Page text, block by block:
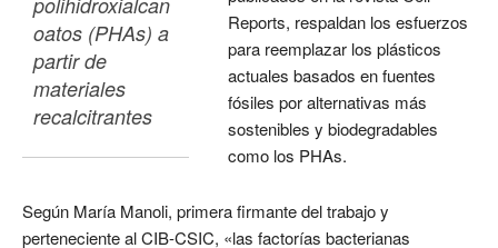
oatos (PHAs) a
partir de
materiales
recalcitrantes
Reports, respaldan los esfuerzos
para reemplazar los plásticos
actuales basados en fuentes
fósiles por alternativas más
sostenibles y biodegradables
como los PHAs.
Según María Manoli, primera firmante del trabajo y
perteneciente al CIB-CSIC, «las factorías bacterianas